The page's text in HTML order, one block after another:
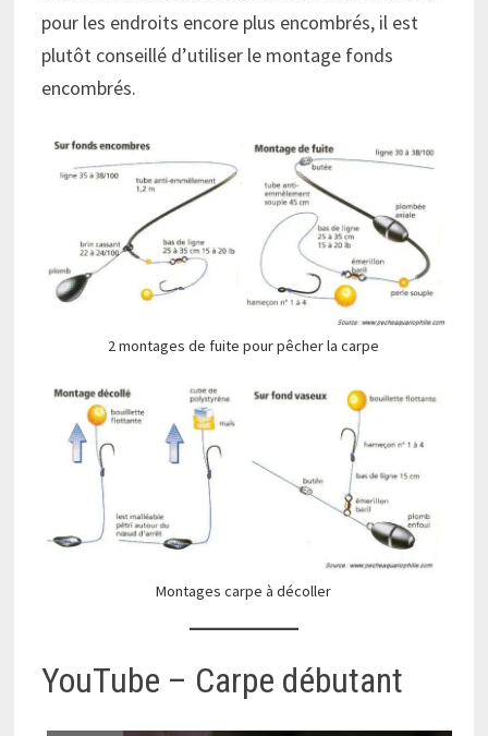
pour les endroits encore plus encombrés, il est
plutôt conseillé d’utiliser le montage fonds
encombrés.
2 montages de fuite pour pêcher la carpe
Montages carpe à décoller
YouTube – Carpe débutant